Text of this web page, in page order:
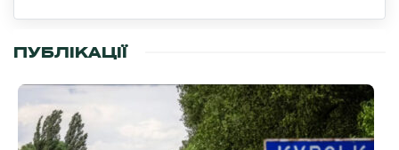
ПУБЛІКАЦІЇ